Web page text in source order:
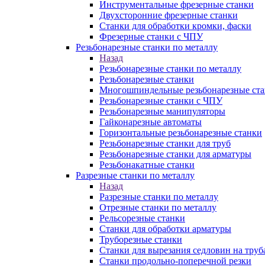
Инструментальные фрезерные станки
Двухсторонние фрезерные станки
Станки для обработки кромки, фаски
Фрезерные станки с ЧПУ
Резьбонарезные станки по металлу
Назад
Резьбонарезные станки по металлу
Резьбонарезные станки
Многошпиндельные резьбонарезные
Резьбонарезные станки с ЧПУ
Резьбонарезные манипуляторы
Гайконарезные автоматы
Горизонтальные резьбонарезные станки
Резьбонарезные станки для труб
Резьбонарезные станки для арматуры
Резьбонакатные станки
Разрезные станки по металлу
Назад
Разрезные станки по металлу
Отрезные станки по металлу
Рельсорезные станки
Станки для обработки арматуры
Труборезные станки
Станки для вырезания седловин на
Станки продольно-поперечной резки